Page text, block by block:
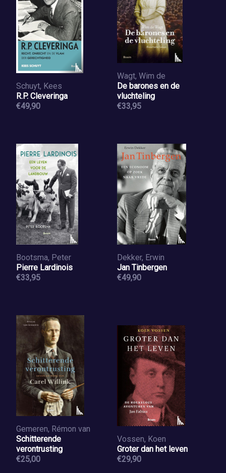
Schuyt, Kees
R.P. Cleveringa
€49,90
Wagt, Wim de
De barones en de
vluchteling
€33,95
Bootsma, Peter
Pierre Lardinois
€33,95
Dekker, Erwin
Jan Tinbergen
€49,90
Gemeren, Rémon van
Schitterende
verontrusting
€25,00
Vossen, Koen
Groter dan het leven
€29,90